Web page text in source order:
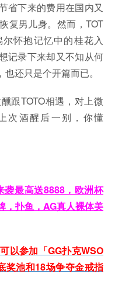
下来的费用在国内又
复男儿身。然而，TOT
怀抱记忆中的桂花入
记录下来却又不知从何
还只是个开篇而已。
TOTO相遇，对上微
次酒醒后一别，你懂
最高送8888，欧洲杯
，扑鱼，AG真人裸体美
以参加「GG扑克WSO
奖池和18场争夺金戒指